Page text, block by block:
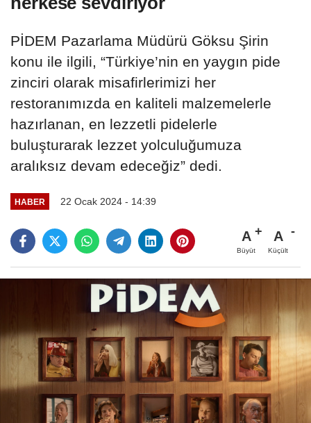
PİDEM Pazarlama Müdürü Göksu Şirin
konu ile ilgili, “Türkiye’nin en yaygın pide
zinciri olarak misafirlerimizi her
restoranımızda en kaliteli malzemelerle
hazırlanan, en lezzetli pidelerle
buluşturarak lezzet yolculuğumuza
aralıksız devam edeceğiz” dedi.
HABER 22 Ocak 2024 - 14:39
A
Büyüt
A
Küçült